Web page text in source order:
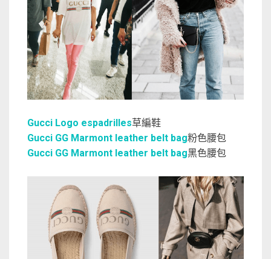
Gucci Logo espadrilles草編鞋
Gucci GG Marmont leather belt bag粉色腰包
Gucci GG Marmont leather belt bag黑色腰包